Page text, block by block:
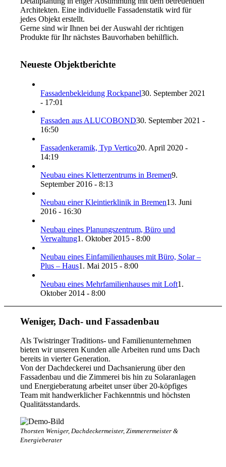
Architekten. Eine individuelle Fassadenstatik wird für
jedes Objekt erstellt.
Gerne sind wir Ihnen bei der Auswahl der richtigen
Produkte für Ihr nächstes Bauvorhaben behilflich.
Neueste Objektberichte
Fassadenbekleidung Rockpanel30. September 2021
- 17:01
Fassaden aus ALUCOBOND30. September 2021 -
16:50
Fassadenkeramik, Typ Vertico20. April 2020 -
14:19
Neubau eines Kletterzentrums in Bremen9.
September 2016 - 8:13
Neubau einer Kleintierklinik in Bremen13. Juni
2016 - 16:30
Neubau eines Planungszentrum, Büro und
Verwaltung1. Oktober 2015 - 8:00
Neubau eines Einfamilienhauses mit Büro, Solar –
Plus – Haus1. Mai 2015 - 8:00
Neubau eines Mehrfamilienhauses mit Loft1.
Oktober 2014 - 8:00
Weniger, Dach- und Fassadenbau
Als Twistringer Traditions- und Familienunternehmen
bieten wir unseren Kunden alle Arbeiten rund ums Dach
bereits in vierter Generation.
Von der Dachdeckerei und Dachsanierung über den
Fassadenbau und die Zimmerei bis hin zu Solaranlagen
und Energieberatung arbeitet unser über 20-köpfiges
Team mit handwerklicher Fachkenntnis und höchsten
Qualitätsstandards.
Thorsten Weniger, Dachdeckermeister, Zimmerermeister &
Energieberater